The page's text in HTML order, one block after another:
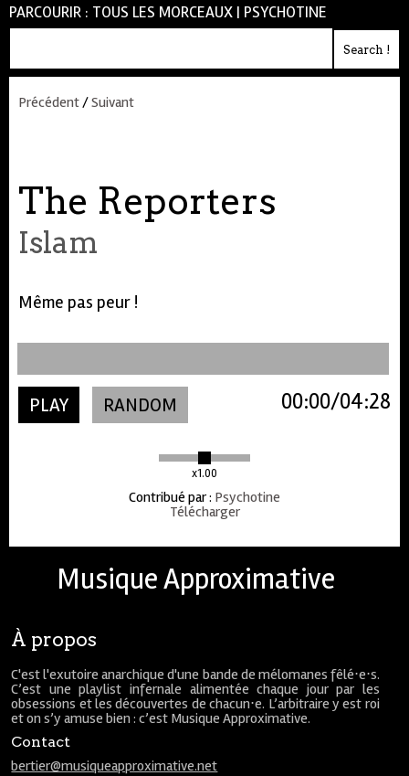
PARCOURIR : TOUS LES MORCEAUX | PSYCHOTINE
Précédent/Suivant
The Reporters
Islam
Même pas peur !
PLAY RANDOM
x1.00
04:28
00:00
Contribué par: Psychotine
Télécharger
Musique Approximative
À propos
C'est l'exutoire anarchique d'une bande de mélomanes fêlé⋅e⋅s.
C’est une playlist infernale alimentée chaque jour par les
obsessions et les découvertes de chacun⋅e. L’arbitraire y est roi
et on s’y amuse bien : c’est Musique Approximative.
Contact
bertier@musiqueapproximative.net